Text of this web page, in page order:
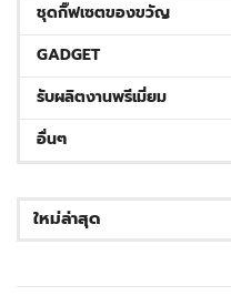
ชุดกิ๊ฟเซตของขวัญ
GADGET
รับผลิตงานพรีเมี่ยม
อื่นๆ
ใหม่ล่าสุด